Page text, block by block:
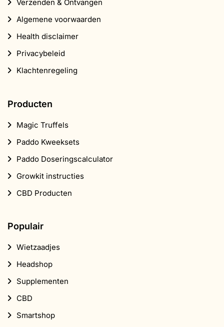
Verzenden & Ontvangen
Algemene voorwaarden
Health disclaimer
Privacybeleid
Klachtenregeling
Producten
Magic Truffels
Paddo Kweeksets
Paddo Doseringscalculator
Growkit instructies
CBD Producten
Populair
Wietzaadjes
Headshop
Supplementen
CBD
Smartshop